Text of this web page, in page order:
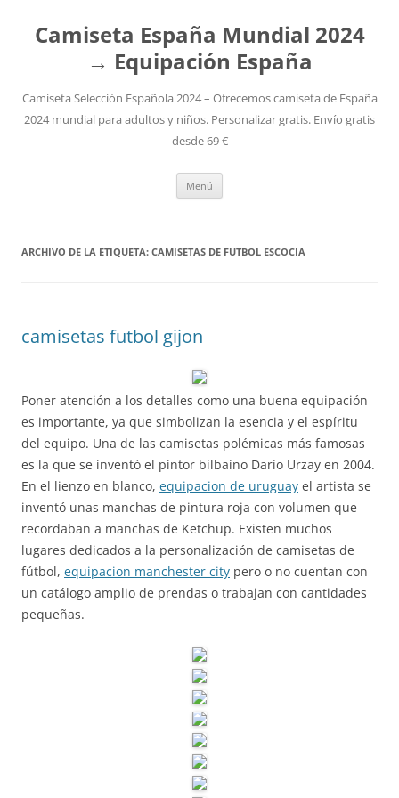
Camiseta España Mundial 2024
→ Equipación España
Camiseta Selección Española 2024 – Ofrecemos camiseta de España
2024 mundial para adultos y niños. Personalizar gratis. Envío gratis
desde 69 €
Menú
ARCHIVO DE LA ETIQUETA: CAMISETAS DE FUTBOL ESCOCIA
camisetas futbol gijon
Poner atención a los detalles como una buena equipación
es importante, ya que simbolizan la esencia y el espíritu
del equipo. Una de las camisetas polémicas más famosas
es la que se inventó el pintor bilbaíno Darío Urzay en 2004.
En el lienzo en blanco, equipacion de uruguay el artista se
inventó unas manchas de pintura roja con volumen que
recordaban a manchas de Ketchup. Existen muchos
lugares dedicados a la personalización de camisetas de
fútbol, equipacion manchester city pero o no cuentan con
un catálogo amplio de prendas o trabajan con cantidades
pequeñas.